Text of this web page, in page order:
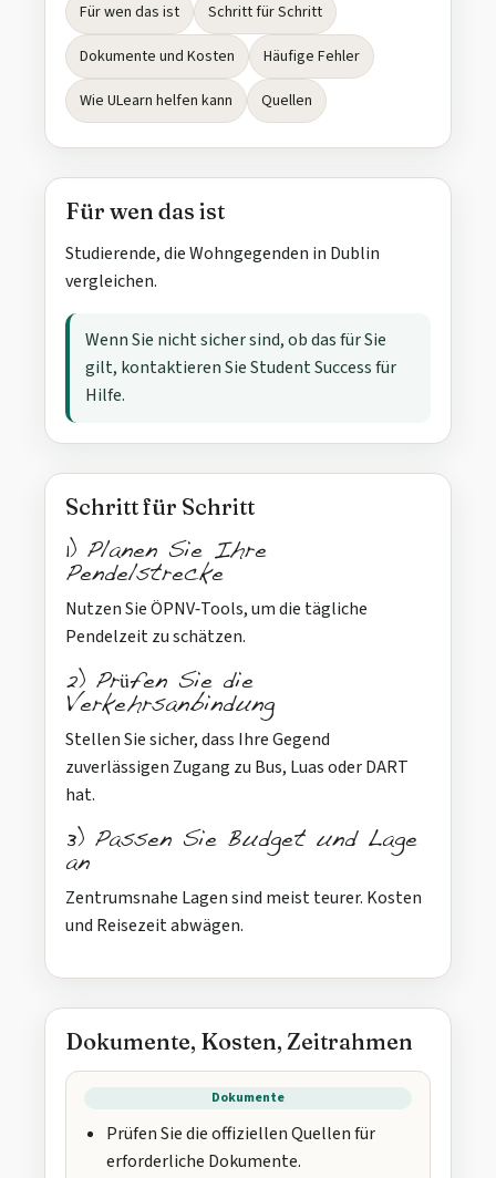
Für wen das ist
Schritt für Schritt
Dokumente und Kosten
Häufige Fehler
Wie ULearn helfen kann
Quellen
Für wen das ist
Studierende, die Wohngegenden in Dublin
vergleichen.
Wenn Sie nicht sicher sind, ob das für Sie
gilt, kontaktieren Sie Student Success für
Hilfe.
Schritt für Schritt
1) Planen Sie Ihre
Pendelstrecke
Nutzen Sie ÖPNV‑Tools, um die tägliche
Pendelzeit zu schätzen.
2) Prüfen Sie die
Verkehrsanbindung
Stellen Sie sicher, dass Ihre Gegend
zuverlässigen Zugang zu Bus, Luas oder DART
hat.
3) Passen Sie Budget und Lage
an
Zentrumsnahe Lagen sind meist teurer. Kosten
und Reisezeit abwägen.
Dokumente, Kosten, Zeitrahmen
Dokumente
Prüfen Sie die offiziellen Quellen für
erforderliche Dokumente.